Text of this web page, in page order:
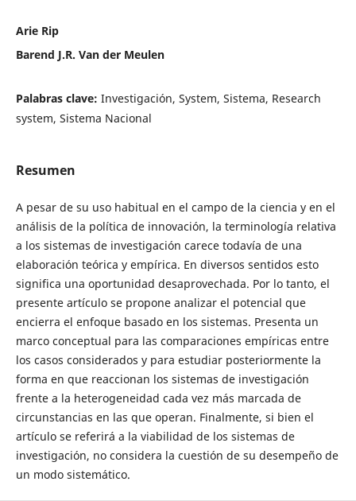
Arie Rip
Barend J.R. Van der Meulen
Palabras clave: Investigación, System, Sistema, Research
system, Sistema Nacional
Resumen
A pesar de su uso habitual en el campo de la ciencia y en el
análisis de la política de innovación, la terminología relativa
a los sistemas de investigación carece todavía de una
elaboración teórica y empírica. En diversos sentidos esto
significa una oportunidad desaprovechada. Por lo tanto, el
presente artículo se propone analizar el potencial que
encierra el enfoque basado en los sistemas. Presenta un
marco conceptual para las comparaciones empíricas entre
los casos considerados y para estudiar posteriormente la
forma en que reaccionan los sistemas de investigación
frente a la heterogeneidad cada vez más marcada de
circunstancias en las que operan. Finalmente, si bien el
artículo se referirá a la viabilidad de los sistemas de
investigación, no considera la cuestión de su desempeño de
un modo sistemático.